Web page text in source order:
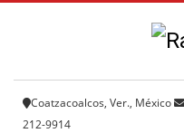
Coatzacoalcos, Ver., México
212-9914